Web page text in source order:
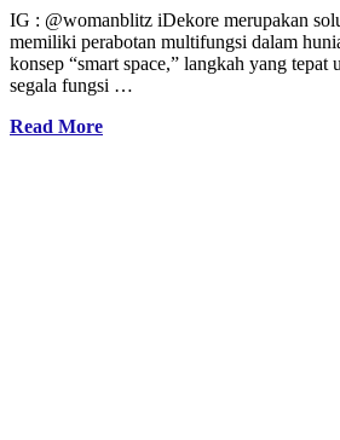
IG : @womanblitz iDekore merupakan
memiliki perabotan multifungsi dalam
konsep “smart space,” langkah yang tepat
segala fungsi …
Read More